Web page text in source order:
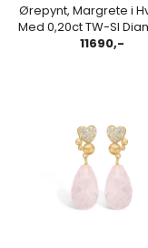
Ørepynt, Margrete i
Med 0,20ct TW-SI
11690,-